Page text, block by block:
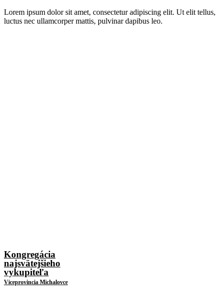
Lorem ipsum dolor sit amet, consectetur adipiscing elit. Ut elit tellus,
luctus nec ullamcorper mattis, pulvinar dapibus leo.
Kongregácia
najsvätejšieho
vykupiteľa
Viceprovincia Michalovce